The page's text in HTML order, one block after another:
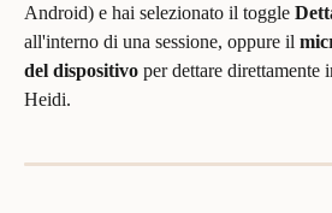
Android) e hai selezionato il toggle
all'interno di una sessione, oppure il
del dispositivo per dettare direttamente
Heidi.